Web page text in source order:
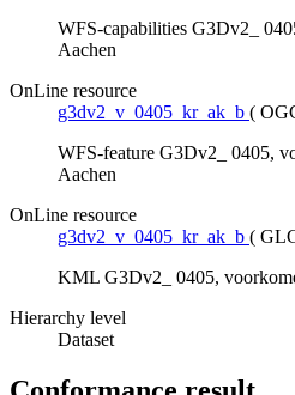
WFS-capabilities G3Dv2_
Aachen
OnLine resource
g3dv2_v_0405_kr_ak_b (
WFS-feature G3Dv2_ 0405,
Aachen
OnLine resource
g3dv2_v_0405_kr_ak_b (
KML G3Dv2_ 0405,
Hierarchy level
Dataset